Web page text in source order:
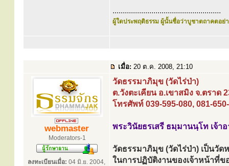
.....................................................
ผู้ใดประพฤติธรรม ผู้นั้นชื่อว่าบูชาตถาคตอย่า
เมื่อ: 20 ต.ค. 2008, 21:10
webmaster
Moderators-1
ลงทะเบียนเมื่อ: 04 มิ.ย. 2004,
วัดธรรมาภิมุข (วัดไร่ป่า)
ต.วังตะเคียน อ.เขาสมิง จ.ตราด
โทรศัพท์ 039-595-080, 081-
พระวินัยธรเสรี ธมฺมานนฺโท เจ้าอ
วัดธรรมาภิมุข (วัดไร่ป่า) เป็นวั
ในการปฏิบัติงานของเจ้าหน้าที่